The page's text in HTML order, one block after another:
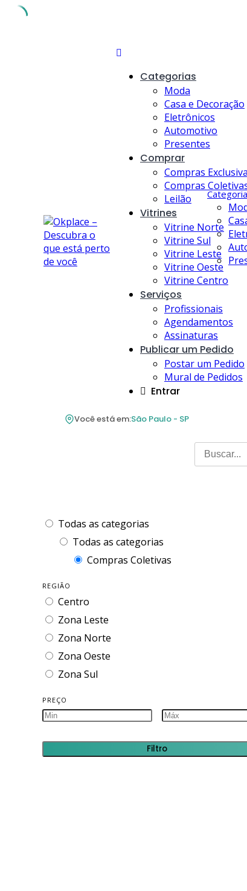
Categorias
Moda
Casa e Decoração
Eletrônicos
Automotivo
Presentes
Comprar
Compras
Compras
Leilão
Vitrines
Vitrine Norte
Vitrine Sul
Vitrine Leste
Vitrine Oeste
Vitrine Centro
Serviços
Profissionais
Agendamentos
Assinaturas
Publicar um Pedido
Postar um Pedido
Mural de Pedidos
Entrar
Você está em:São Paulo - SP
Todas as categorias
Todas as categorias
Compras Coletivas
REGIÃO
Centro
Zona Leste
Zona Norte
Zona Oeste
Zona Sul
PREÇO
Filtro